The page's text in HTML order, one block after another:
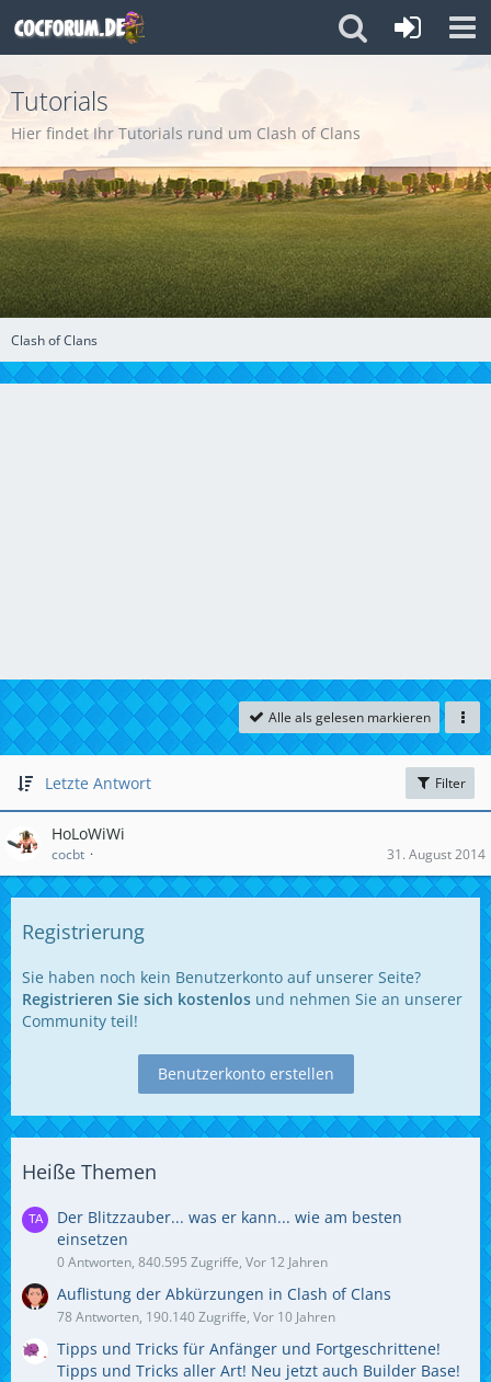
Clash of Clans
Tutorials
Hier findet Ihr Tutorials rund um Clash of Clans
Alle als gelesen markieren
Letzte Antwort Filter
HoLoWiWi
cocbt 31. August 2014
Registrierung
Sie haben noch kein Benutzerkonto auf unserer Seite?
Registrieren Sie sich kostenlos und nehmen Sie an unserer
Community teil!
Benutzerkonto erstellen
Heiße Themen
Der Blitzzauber... was er kann... wie am besten
einsetzen
0 Antworten, 840.595 Zugriffe, Vor 12 Jahren
Auflistung der Abkürzungen in Clash of Clans
78 Antworten, 190.140 Zugriffe, Vor 10 Jahren
Tipps und Tricks für Anfänger und Fortgeschrittene!
Tipps und Tricks aller Art! Neu jetzt auch Builder Base!